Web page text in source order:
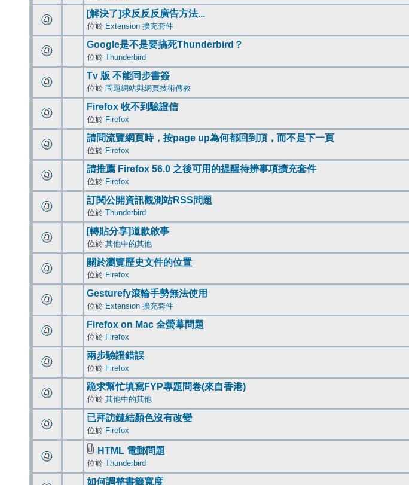
[解決了]求反反反廣告方法...
位於 Extension 擴充套件
Google是不是要搞死Thunderbird？
位於 Thunderbird
Tv 版 不能同步書簽
位於 問題網站與網頁技術傳教
Firefox 收不到驗證信
位於 Firefox
請問流覽網頁時，按page up為何都回到頂，而不是下一頁
位於 Firefox
請推薦 Firefox 56.0 之後可用的提醒待辨事項擴充套件
位於 Firefox
訂閱公開資訊觀測站RSS問題
位於 Thunderbird
[轉貼分享]道歉啟事
位於 其他中的其他
關於瀏覽歷史文件的位置
位於 Firefox
Gesturefy滾輪手勢無法使用
位於 Extension 擴充套件
Firefox on Mac 全螢幕問題
位於 Firefox
兩步驗證錯誤
位於 Firefox
跪求幫忙填寫FYP專題問卷(來自香港)
位於 其他中的其他
已拜訪鏈結顏色沒有改變
位於 Firefox
HTML 電郵問題
位於 Thunderbird
如何調整書籤寬度